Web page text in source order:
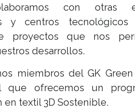
con otras
y centros
proyectos que nos
desarrollos.
miembros del GK Green
que ofrecemos un
en textil 3D Sostenible.